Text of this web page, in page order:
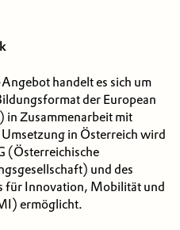
handelt es sich um
der European
in Zusammenarbeit mit
in Österreich wird
(Österreichische
und des
für Innovation, Mobilität und
ermöglicht.